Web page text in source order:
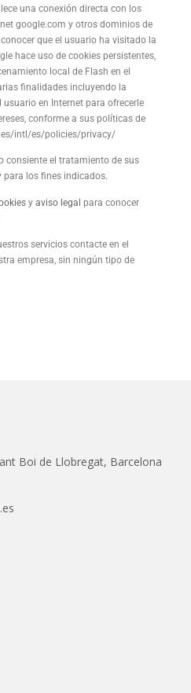
una conexión directa con los
google.com y otros dominios de
que el usuario ha visitado la
hace uso de cookies persistentes,
local de Flash en el
finalidades incluyendo la
en Internet para ofrecerle
conforme a sus políticas de
intl/es/policies/privacy/
consiente el tratamiento de sus
para los fines indicados.
y aviso legal para conocer
servicios contacte en el
empresa, sin ningún tipo de
Boi de Llobregat, Barcelona